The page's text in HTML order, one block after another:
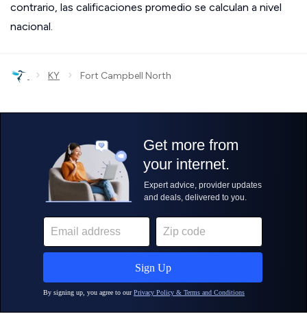
contrario, las calificaciones promedio se calculan a nivel
nacional.
› KY › Fort Campbell North